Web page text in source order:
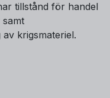
tillstånd för handel
krigsmateriel.